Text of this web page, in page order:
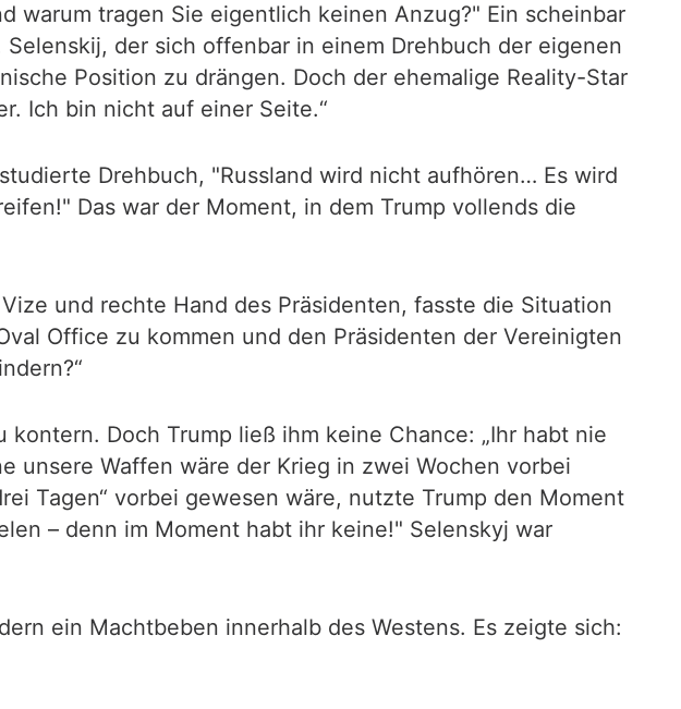
warum tragen Sie eigentlich keinen Anzug?" Ein scheinbar
der sich offenbar in einem Drehbuch der eigenen
Position zu drängen. Doch der ehemalige Reality-Star
Ich bin nicht auf einer Seite.“
Drehbuch, "Russland wird nicht aufhören… Es wird
Das war der Moment, in dem Trump vollends die
und rechte Hand des Präsidenten, fasste die Situation
Office zu kommen und den Präsidenten der Vereinigten
Doch Trump ließ ihm keine Chance: „Ihr habt nie
unsere Waffen wäre der Krieg in zwei Wochen vorbei
Tagen“ vorbei gewesen wäre, nutzte Trump den Moment
– denn im Moment habt ihr keine!" Selenskyj war
ein Machtbeben innerhalb des Westens. Es zeigte sich: